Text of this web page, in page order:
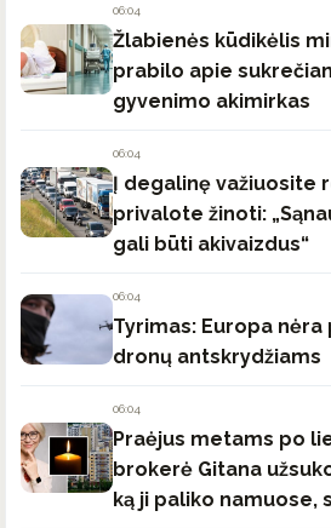
06:04
Žlabienės kūdikėlis
prabilo apie
gyvenimo akimirkas
06:04
Į degalinę važiuosite
privalote žinoti:
gali būti akivaizdus“
06:04
Tyrimas: Europa
dronų antskrydžiams
06:04
Praėjus metams po
brokerė Gitana
ką ji paliko namuose,